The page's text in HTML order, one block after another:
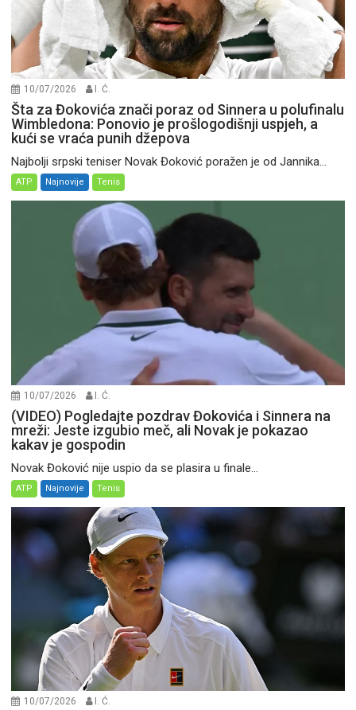
10/07/2026 I. Ć.
Šta za Đokovića znači poraz od Sinnera u polufinalu
Wimbledona: Ponovio je prošlogodišnji uspjeh, a
kući se vraća punih džepova
Najbolji srpski teniser Novak Đoković poražen je od Jannika...
ATP Najnovije Tenis
10/07/2026 I. Ć.
(VIDEO) Pogledajte pozdrav Đokovića i Sinnera na
mreži: Jeste izgubio meč, ali Novak je pokazao
kakav je gospodin
Novak Đoković nije uspio da se plasira u finale...
ATP Najnovije Tenis
10/07/2026 I. Ć.